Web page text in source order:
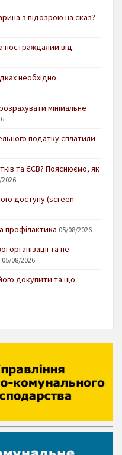
з підозрою на сказ?
постраждалим від
необхідно
мінімальне
податку сплатили
та ЄСВ? Пояснюємо, як
доступу (screen
профілактика 05/08/2026
організації та не
05/08/2026
докупити та що